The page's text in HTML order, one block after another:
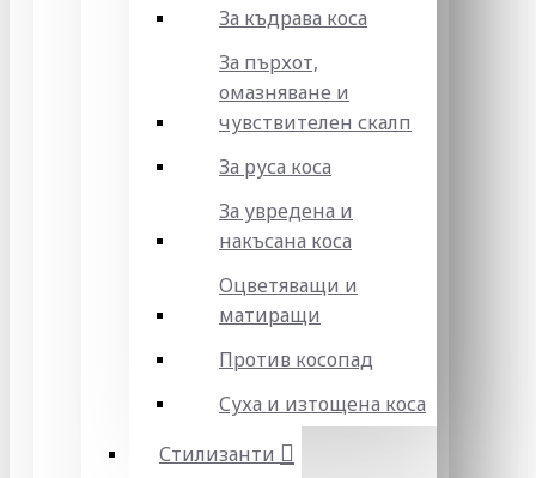
За къдрава коса
За пърхот,
омазняване и
чувствителен скалп
За руса коса
За увредена и
накъсана коса
Оцветяващи и
матиращи
Против косопад
Суха и изтощена коса
Стилизанти